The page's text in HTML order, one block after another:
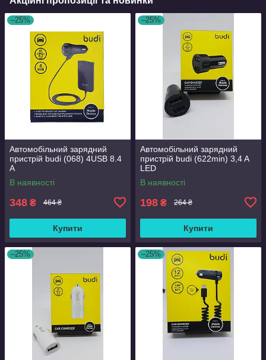
–25%
Автомобільний зарядний
пристрій budi (068) 4USB 8.4
A
В наявності
348 ₴ 464 ₴
Купити
–25%
Автомобільний зарядний
пристрій budi (622min) 3,4 A
LED
В наявності
198 ₴ 264 ₴
Купити
–25% –25%